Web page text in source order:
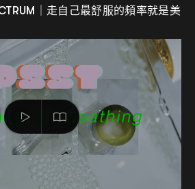
｜走自己最舒服的頻率就是美